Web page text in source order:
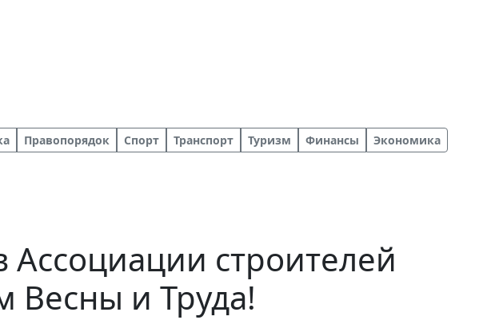
Правопорядок Спорт Транспорт Туризм Финансы
Экономика
строителей
Весны и Труда!